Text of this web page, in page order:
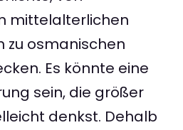
mittelalterlichen
zu osmanischen
Es könnte eine
sein, die größer
denkst. Dehalb